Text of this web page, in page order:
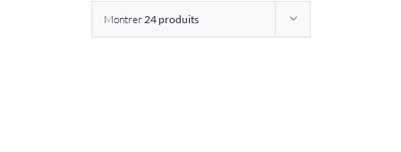
Montrer24 produits